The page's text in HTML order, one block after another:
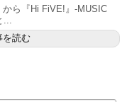
から『Hi FiVE!』-MUSIC
を読む